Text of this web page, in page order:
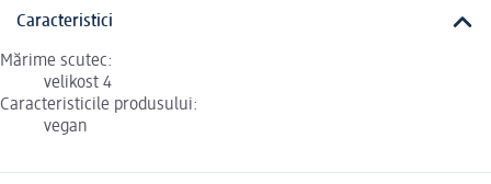
Caracteristici
Mărime scutec:
velikost 4
Caracteristicile produsului:
vegan